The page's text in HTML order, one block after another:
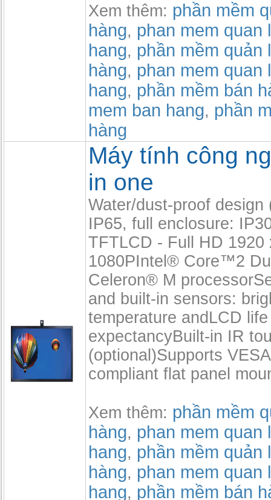
Xem thêm: phần mềm
hàng, phan mem quan
hang, phần mềm quản
hàng, phan mem quan
hang, phần mềm bán
mem ban hang, phần
hàng
Máy tính công
in one
Water/dust-proof design
IP65, full enclosure:
TFTLCD - Full HD 1920
1080PIntel® Core™2
Celeron® M
and built-in sensors:
temperature andLCD life
expectancyBuilt-in IR
(optional)Supports
compliant flat panel
Xem thêm: phần mềm
hàng, phan mem quan
hang, phần mềm quản
hàng, phan mem quan
hang, phần mềm bán